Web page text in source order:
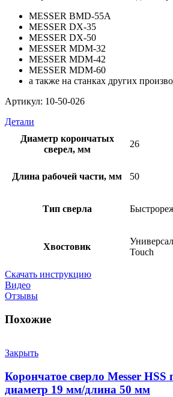
MESSER BMD-55A
MESSER DX-35
MESSER DX-50
MESSER MDM-32
MESSER MDM-42
MESSER MDM-60
а также на станках других
Артикул: 10-50-026
Детали
Диаметр корончатых
сверел, мм
26
Длина рабочей части, мм 50
Тип сверла
Хвостовик
Touch
Скачать инструкцию
Видео
Отзывы
Похожие
Закрыть
Корончатое сверло Messer HSS
диаметр 19 мм/длина 50 мм